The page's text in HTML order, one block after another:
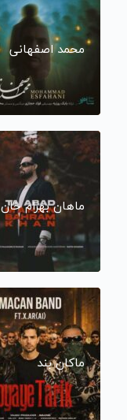
محمد اصفهانی
ماهان بهرام خان
ماکان بند